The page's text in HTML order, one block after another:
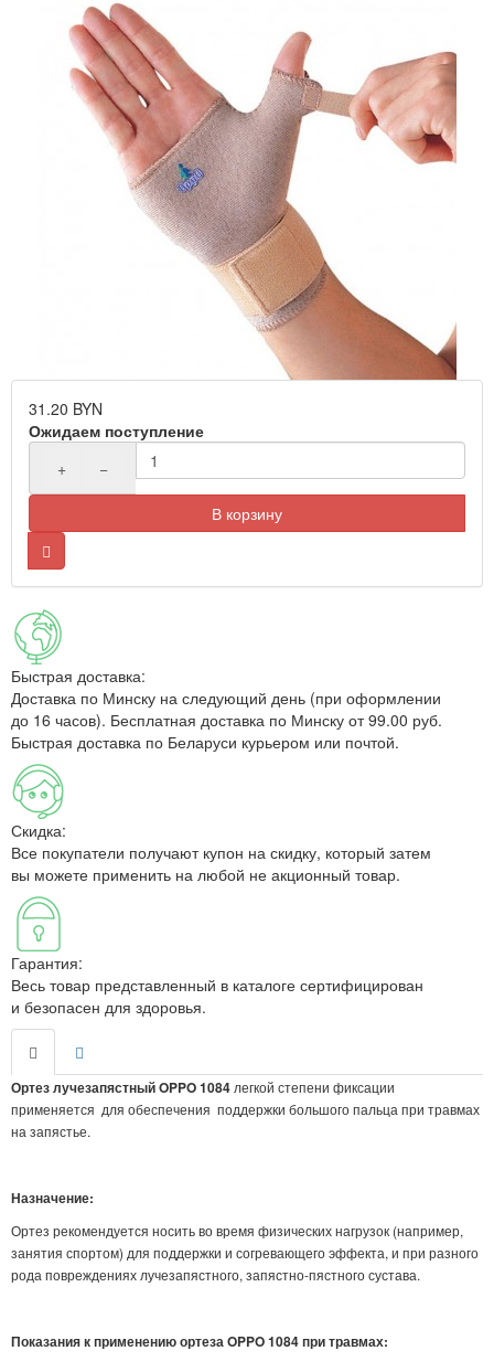
31.20 BYN
Ожидаем поступление
+
−
В корзину
Быстрая доставка:
Доставка по Минску на следующий день (при оформлении
до 16 часов). Бесплатная доставка по Минску от 99.00 руб.
Быстрая доставка по Беларуси курьером или почтой.
Скидка:
Все покупатели получают купон на скидку, который затем
вы можете применить на любой не акционный товар.
Гарантия:
Весь товар представленный в каталоге сертифицирован
и безопасен для здоровья.
Ортез лучезапястный OPPO 1084 легкой степени фиксации
применяется для обеспечения поддержки большого пальца при травмах
на запястье.
Назначение:
Ортез рекомендуется носить во время физических нагрузок (например,
занятия спортом) для поддержки и согревающего эффекта, и при разного
рода повреждениях лучезапястного, запястно-пястного сустава.
Показания к применению ортеза OPPO 1084 при травмах: